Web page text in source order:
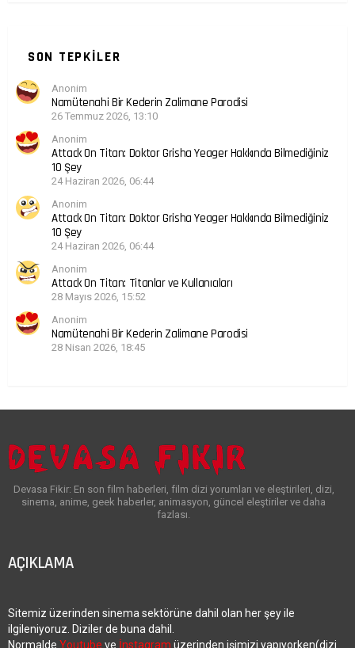
SON TEPKILER
Anonim
Namütenahi Bir Kederin Zalimane Parodisi
26 Temmuz 2026, 13:10
Anonim
Attack On Titan: Doktor Grisha Yeager Hakkında Bilmediğiniz
10 Şey
24 Haziran 2026, 06:44
Anonim
Attack On Titan: Doktor Grisha Yeager Hakkında Bilmediğiniz
10 Şey
24 Haziran 2026, 06:44
Anonim
Attack On Titan: Titanlar ve Kullanıcıları
28 Mayıs 2026, 15:52
Anonim
Namütenahi Bir Kederin Zalimane Parodisi
28 Nisan 2026, 18:45
Devasa Fikir: En son film haberleri, film dizi yorumları ve eleştirileri, dizi,
sinema, anime, geek haberler, animasyon, güncel eleştiriler ve daha
fazlası.
AÇIKLAMA
Sitemiz üzerinden sinema sektörüne dahil olan her şey ile
ilgileniyoruz. Diziler de buna dahil.
Normalde Youtube ve İnstagram üzerinden işimizi yapıyorken(dizi